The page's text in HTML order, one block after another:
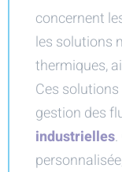
concernent
les solutions
thermiques,
Ces
gestion des
industrielles